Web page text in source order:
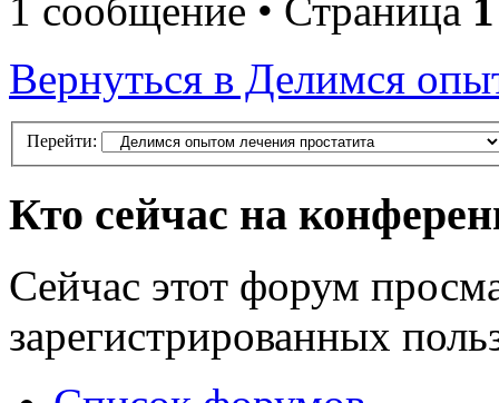
1 сообщение • Страница 1
Вернуться в Делимся
Перейти:
Кто сейчас на
Сейчас этот форум
зарегистрированных